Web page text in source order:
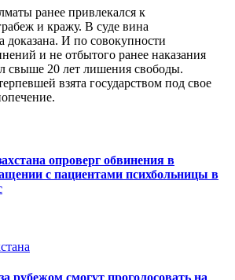
ранее привлекался к
и кражу. В суде вина
доказана. И по совокупности
и не отбытого ранее наказания
свыше 20 лет лишения свободы.
взята государством под свое
опроверг обвинения в
с пациентами психбольницы в
рубежом смогут проголосовать на